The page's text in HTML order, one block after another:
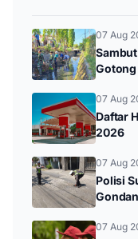
07 Aug
Gotong
07 Aug
Daftar
2026
07 Aug
Polisi
07 Aug